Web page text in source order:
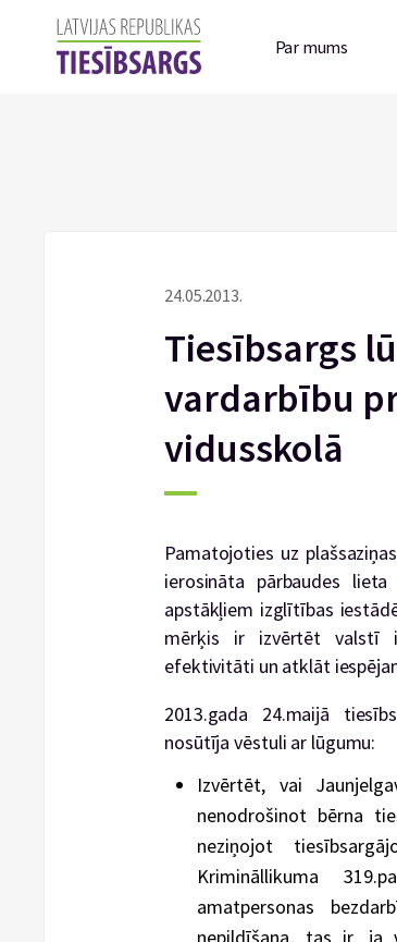
Par mums
24.05.2013.
Tiesībsargs
vardarbību
vidusskolā
Pamatojoties uz
ierosināta pārbaudes
apstākļiem izglītības
mērķis ir izvērtēt valstī
efektivitāti un atklāt
2013.gada 24.maijā
nosūtīja vēstuli ar lūgumu:
Izvērtēt, vai
nenodrošinot bērna
neziņojot
Krimināllikuma
amatpersonas